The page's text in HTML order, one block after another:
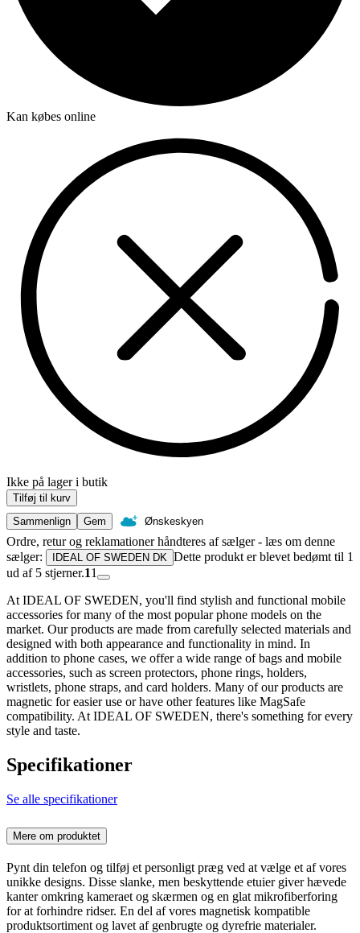
Kan købes online
Ikke på lager i butik
Tilføj til kurv
Sammenlign
Gem Ønskeskyen
Ordre, retur og reklamationer håndteres af sælger - læs om denne
sælger:
IDEAL OF SWEDEN DK Dette produkt er blevet bedømt til 1
ud af 5 stjerner.11
At IDEAL OF SWEDEN, you'll find stylish and functional mobile
accessories for many of the most popular phone models on the
market. Our products are made from carefully selected materials and
designed with both appearance and functionality in mind. In
addition to phone cases, we offer a wide range of bags and mobile
accessories, such as screen protectors, phone rings, holders,
wristlets, phone straps, and card holders. Many of our products are
magnetic for easier use or have other features like MagSafe
compatibility. At IDEAL OF SWEDEN, there's something for every
style and taste.
Specifikationer
Se alle specifikationer
Mere om produktet
Pynt din telefon og tilføj et personligt præg ved at vælge et af vores
unikke designs. Disse slanke, men beskyttende etuier giver hævede
kanter omkring kameraet og skærmen og en glat mikrofiberforing
for at forhindre ridser. En del af vores magnetisk kompatible
produktsortiment og lavet af genbrugte og dyrefrie materialer.